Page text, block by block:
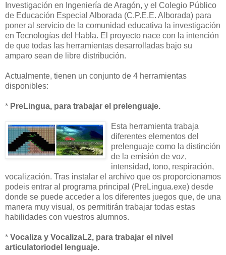
Investigación en Ingeniería de Aragón, y el Colegio Público
de Educación Especial Alborada (C.P.E.E. Alborada) para
poner al servicio de la comunidad educativa la investigación
en Tecnologías del Habla. El proyecto nace con la intención
de que todas las herramientas desarrolladas bajo su
amparo sean de libre distribución.
Actualmente, tienen un conjunto de 4 herramientas
disponibles:
* PreLingua, para trabajar el prelenguaje.
Esta herramienta trabaja
diferentes elementos del
prelenguaje como la distinción
de la emisión de voz,
intensidad, tono, respiración,
vocalización. Tras instalar el archivo que os proporcionamos
podeis entrar al programa principal (PreLingua.exe) desde
donde se puede acceder a los diferentes juegos que, de una
manera muy visual, os permitirán trabajar todas estas
habilidades con vuestros alumnos.
* Vocaliza y VocalizaL2, para trabajar el nivel
articulatoriodel lenguaje.